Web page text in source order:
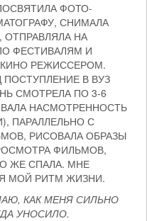
ФОТО-
СНИМАЛА
НА
ФЕСТИВАЛЯМ И
РЕЖИССЕРОМ.
В ВУЗ
СМОТРЕЛА ПО 3-6
НАСМОТРЕННОСТЬ
ПАРАЛЛЕЛЬНО С
РИСОВАЛА ОБРАЗЫ
ФИЛЬМОВ,
ЖЕ СПАЛА. МНЕ
МОЙ РИТМ ЖИЗНИ.
КАК МЕНЯ СИЛЬНО
УНОСИЛО.